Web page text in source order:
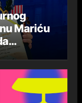
Mariću